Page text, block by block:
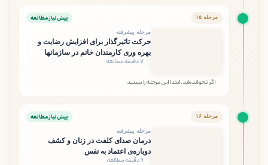
مرحله ۱۵ پیش‌نیاز مطالعه
مرحله پیشرفته
حرکت تاثیرگذار برای افزایش رضایت و
بهره وری کارمندان خانم در سازمانها
۷ دقیقه مطالعه
اگر نخوانده‌اید، ابتدا این مرحله را ببینید
مرحله ۱۶ پیش‌نیاز مطالعه
مرحله پیشرفته
درمان صدای کلفت در زنان و کشف
دوباره‌ی اعتماد به نفس
۹ دقیقه مطالعه